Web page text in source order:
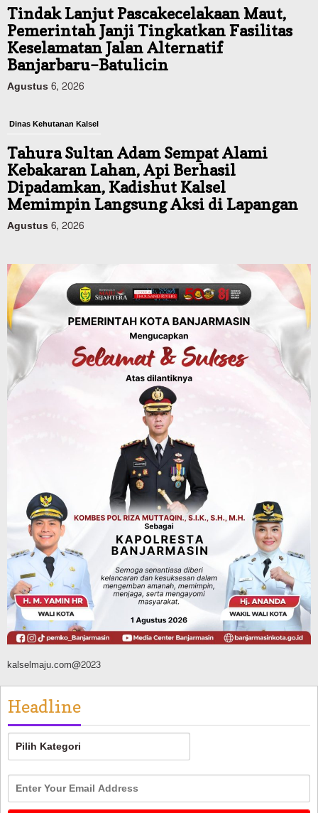
Tindak Lanjut Pascakecelakaan Maut,
Pemerintah Janji Tingkatkan Fasilitas
Keselamatan Jalan Alternatif
Banjarbaru–Batulicin
Agustus 6, 2026
Dinas Kehutanan Kalsel
Tahura Sultan Adam Sempat Alami
Kebakaran Lahan, Api Berhasil
Dipadamkan, Kadishut Kalsel
Memimpin Langsung Aksi di Lapangan
Agustus 6, 2026
Advertorial
Silaturahmi ke DPRD Balangan, Kapolres
AKBP Arif Mansyur Perkuat Koordinasi
Keamanan Daerah
Agustus 6, 2026
Advertorial
Disporapar Balangan Bekali Pokdarwis
Pelatihan Rescue, BASARNAS Tabalong
Jadi Instruktur
Sosial & Keagamaan
16 Pelaku Anak Kasus Asusila
Didampingi DP3A Banjarmasin,
Sebagian Ternyata Pernah Jadi Korban
Agustus 6, 2026
kalselmaju.com@2023
Headline
Headline